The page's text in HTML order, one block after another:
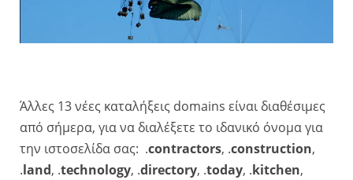
Άλλες 13 νέες καταλήξεις domains είναι διαθέσιμες
από σήμερα, για να διαλέξετε το ιδανικό όνομα για
την ιστοσελίδα σας: .contractors, .construction,
.land, .technology, .directory, .today, .kitchen,